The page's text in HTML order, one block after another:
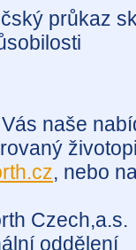
průkaz
naše
, nebo
Czech,a.s.
oddělení